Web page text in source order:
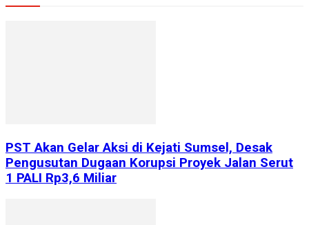
PST Akan Gelar Aksi di Kejati Sumsel, Desak
Pengusutan Dugaan Korupsi Proyek Jalan Serut
1 PALI Rp3,6 Miliar